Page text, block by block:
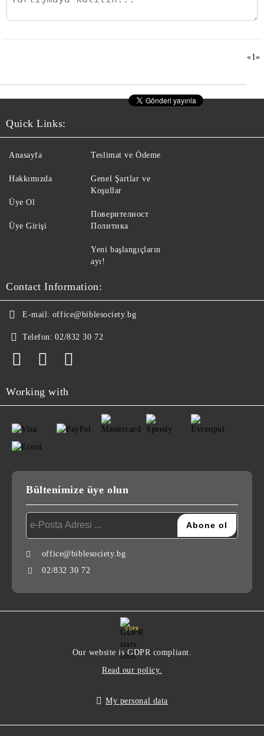
«1»
Quick Links:
Anasayfa
Hakkımızda
Üye Ol
Üye Girişi
Teslimat ve Ödeme
Genel Şartlar ve
Koşullar
Поверителност
Политика
Yeni başlangıçların
ayı!
Contact Information:
E-mail: office@biblesociety.bg
Telefon: 02/832 30 72
Working with
Bültenimize üye olun
office@biblesociety.bg
02/832 30 72
GDPR
Our website is GDPR compliant.
Read our policy.
My personal data